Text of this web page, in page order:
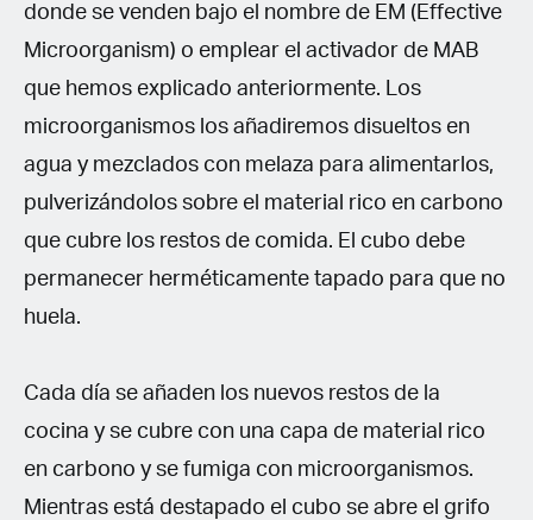
donde se venden bajo el nombre de EM (Effective
Microorganism) o emplear el activador de MAB
que hemos explicado anteriormente. Los
microorganismos los añadiremos disueltos en
agua y mezclados con melaza para alimentarlos,
pulverizándolos sobre el material rico en carbono
que cubre los restos de comida. El cubo debe
permanecer herméticamente tapado para que no
huela.
Cada día se añaden los nuevos restos de la
cocina y se cubre con una capa de material rico
en carbono y se fumiga con microorganismos.
Mientras está destapado el cubo se abre el grifo